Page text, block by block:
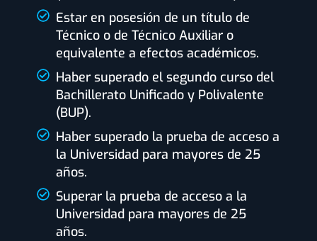
Estar en posesión de un título de
Técnico o de Técnico Auxiliar o
equivalente a efectos académicos.
Haber superado el segundo curso del
Bachillerato Unificado y Polivalente
(BUP).
Haber superado la prueba de acceso a
la Universidad para mayores de 25
años.
Superar la prueba de acceso a la
Universidad para mayores de 25
años.